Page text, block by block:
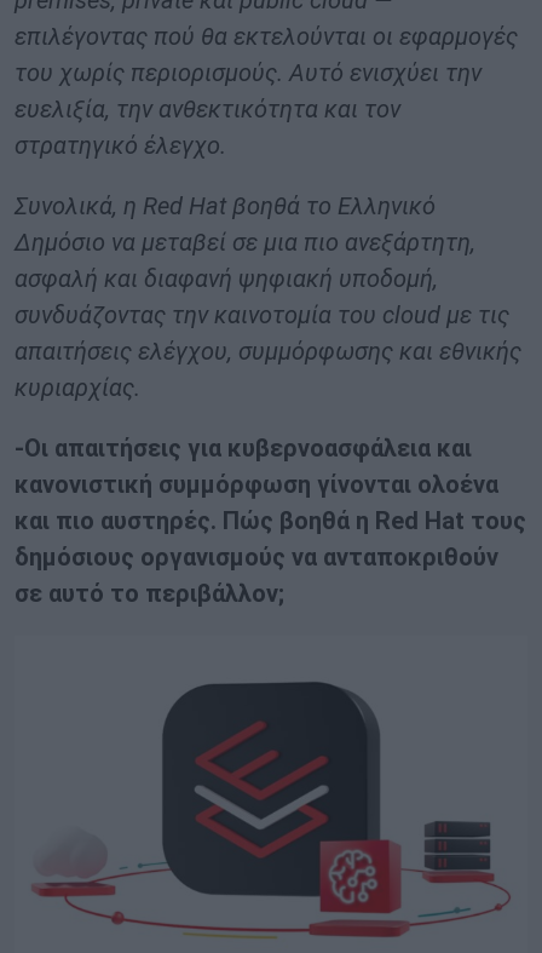
επιλέγοντας πού θα εκτελούνται οι εφαρμογές
του χωρίς περιορισμούς. Αυτό ενισχύει την
ευελιξία, την ανθεκτικότητα και τον
στρατηγικό έλεγχο.
Συνολικά, η Red Hat βοηθά το Ελληνικό
Δημόσιο να μεταβεί σε μια πιο ανεξάρτητη,
ασφαλή και διαφανή ψηφιακή υποδομή,
συνδυάζοντας την καινοτομία του cloud με τις
απαιτήσεις ελέγχου, συμμόρφωσης και εθνικής
κυριαρχίας.
-Οι απαιτήσεις για κυβερνοασφάλεια και
κανονιστική συμμόρφωση γίνονται ολοένα
και πιο αυστηρές. Πώς βοηθά η Red Hat τους
δημόσιους οργανισμούς να ανταποκριθούν
σε αυτό το περιβάλλον;